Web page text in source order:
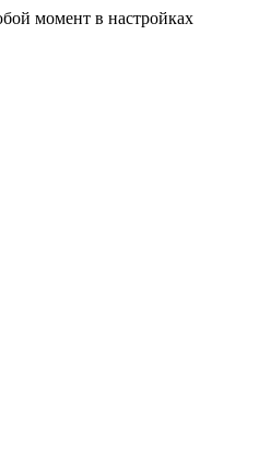
момент в настройках